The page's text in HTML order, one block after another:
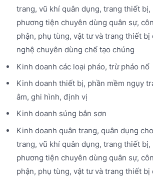
trang, vũ khí quân dụng, trang thiết bị,
phương tiện chuyên dùng quân sự,
phận, phụ tùng, vật tư và trang thiết bị
nghệ chuyên dùng chế tạo chúng
Kinh doanh các loại pháo, trừ pháo nổ
Kinh doanh thiết bị, phần mềm ngụy
âm, ghi hình, định vị
Kinh doanh súng bắn sơn
Kinh doanh quân trang, quân dụng
trang, vũ khí quân dụng, trang thiết bị,
phương tiện chuyên dùng quân sự,
phận, phụ tùng, vật tư và trang thiết bị